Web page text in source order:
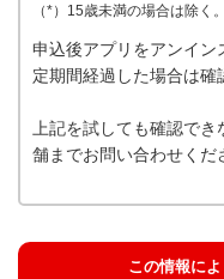
（*）15歳未満の場合は除く。
申込後アプリをアンイ
定期間経過した場合は確
上記を試しても確認で
舗までお問い合わせくだ
この情報に